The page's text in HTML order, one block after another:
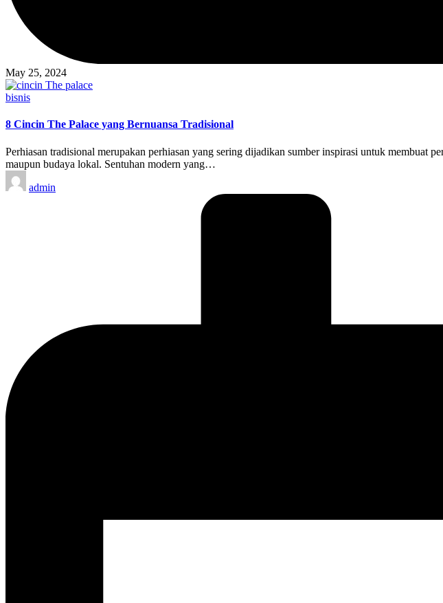
May 25, 2024
Posted
bisnis
8 Cincin The Palace yang Bernuansa Tradisional
Perhiasan tradisional merupakan perhiasan yang sering dijadikan sumber inspirasi untuk membuat
maupun budaya lokal. Sentuhan modern yang…
Posted
by
admin